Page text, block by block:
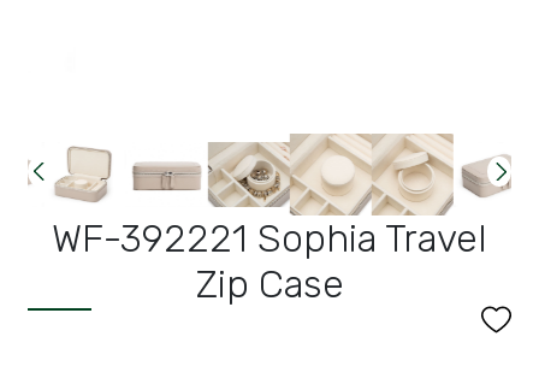
WF-392221 Sophia Travel
Zip Case